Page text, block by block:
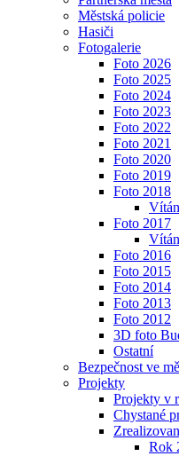
Městská policie
Hasiči
Fotogalerie
Foto 2026
Foto 2025
Foto 2024
Foto 2023
Foto 2022
Foto 2021
Foto 2020
Foto 2019
Foto 2018
Foto 2017
Foto 2016
Foto 2015
Foto 2014
Foto 2013
Foto 2012
3D foto
Ostatní
Bezpečnost ve
Projekty
Projekty v
Chystané
Rok